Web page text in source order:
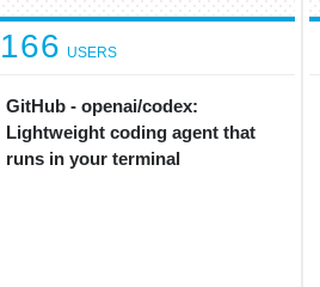
GitHub - openai/codex:
Lightweight coding agent that
runs in your terminal
166 USERS